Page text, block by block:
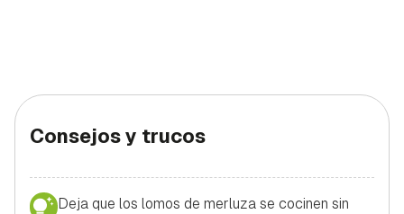
Consejos y trucos
Deja que los lomos de merluza se cocinen sin